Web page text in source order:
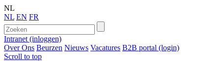
NL
NL EN FR
Intranet (inloggen)
Over Ons Beurzen Nieuws Vacatures B2B portal (login)
Scroll to top